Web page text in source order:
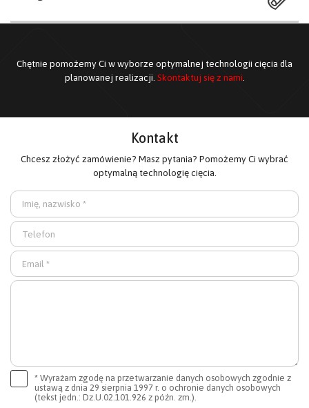
Chętnie pomożemy Ci w wyborze optymalnej technologii cięcia dla
planowanej realizacji. Skontaktuj się z nami.
Kontakt
Chcesz złożyć zamówienie? Masz pytania? Pomożemy Ci wybrać
optymalną technologię cięcia.
* Wyrażam zgodę na przetwarzanie danych osobowych zgodnie z
ustawą z dnia 29 sierpnia 1997 r. o ochronie danych osobowych
(tekst jedn.: Dz.U.02.101.926 z późn. zm.).